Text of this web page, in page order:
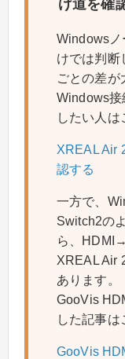
げ道を確
Windows
けでは判断
ごとの差が
Windows接
したい人は
XREAL Air
認する
一方で、
Switch2の
ら、
XREAL Air
あります。
GooVis
した記事は
GooVis